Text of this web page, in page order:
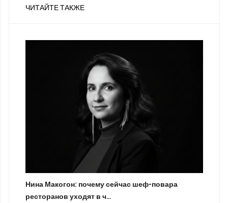
ЧИТАЙТЕ ТАКЖЕ
Нина Макогон: почему сейчас шеф-повара
ресторанов уходят в ч…